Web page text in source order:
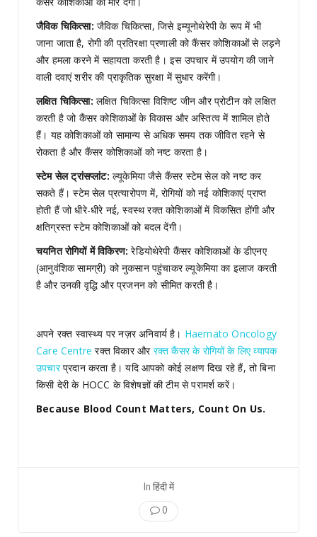
जैविक चिकित्सा: जैविक चिकित्सा, जिसे इम्यूनोथेरेपी के रूप में भी
जाना जाता है, रोगी की प्रतिरक्षा प्रणाली को कैंसर कोशिकाओं से लड़ने
और हमला करने में सहायता करती है। इस उपचार में उपयोग की जाने
वाली दवाएं शरीर की प्राकृतिक सुरक्षा में सुधार करेंगी।
लक्षित चिकित्सा: लक्षित चिकित्सा विशिष्ट जीन और प्रोटीन को लक्षित
करती है जो कैंसर कोशिकाओं के विकास और अस्तित्व में शामिल होते
हैं। यह कोशिकाओं को सामान्य से अधिक समय तक जीवित रहने से
रोकता है और कैंसर कोशिकाओं को नष्ट करता है।
स्टेम सेल ट्रांसप्लांट: ल्यूकेमिया जैसे कैंसर स्टेम सेल को नष्ट कर
सकते हैं। स्टेम सेल प्रत्यारोपण में, रोगियों को नई कोशिकाएं प्राप्त
होती हैं जो धीरे-धीरे नई, स्वस्थ रक्त कोशिकाओं में विकसित होंगी और
क्षतिग्रस्त स्टेम कोशिकाओं को बदल देंगी।
चयनित रोगियों में विकिरण: रेडियोथेरेपी कैंसर कोशिकाओं के डीएनए
(आनुवंशिक सामग्री) को नुकसान पहुंचाकर ल्यूकेमिया का इलाज करती
है और उनकी वृद्धि और प्रजनन को सीमित करती है।
अपने रक्त स्वास्थ्य पर नज़र अनिवार्य है। Haemato Oncology
Care Centre रक्त विकार और रक्त कैंसर के रोगियों के लिए व्यापक
उपचारप्रदान करता है। यदि आपको कोई लक्षण दिख रहे हैं, तो बिना
किसी देरी के HOCC के विशेषज्ञों की टीम से परामर्श करें।
Because Blood Count Matters, Count On Us.
In हिंदी में
0